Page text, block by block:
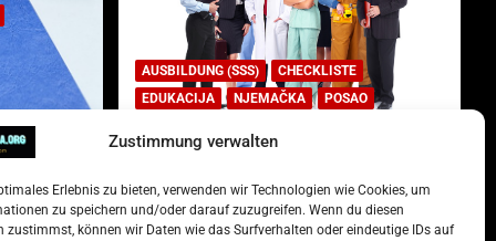
Zustimmung verwalten
Erlebnis zu bieten, verwenden wir Technologien wie Cookies, um
zu speichern und/oder darauf zuzugreifen. Wenn du diesen
zustimmst, können wir Daten wie das Surfverhalten oder eindeutige IDs auf
AUSBILDUNG (SSS)
CHECKLISTE
EDUKACIJA
NJEMAČKA POSAO
Lista najtraženijih deficitarnih
15. Oktober 2022 Redakcija